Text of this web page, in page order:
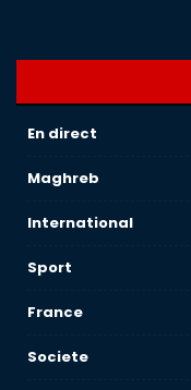
En direct
Maghreb
International
Sport
France
Societe